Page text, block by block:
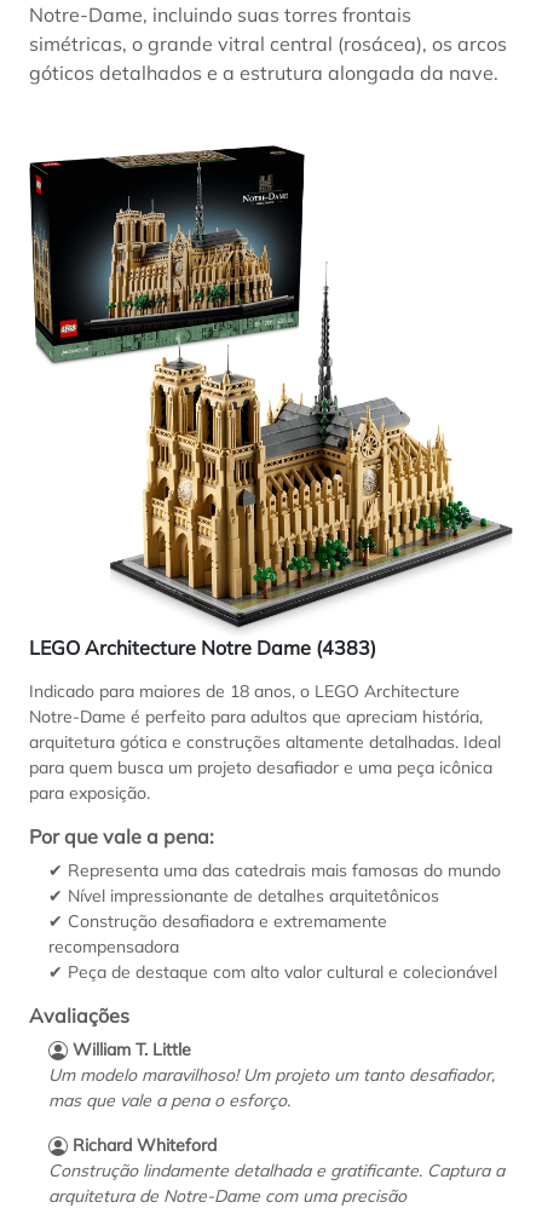
Notre-Dame, incluindo suas torres frontais
simétricas, o grande vitral central (rosácea), os arcos
góticos detalhados e a estrutura alongada da nave.
LEGO Architecture Notre Dame (4383)
Indicado para maiores de 18 anos, o LEGO Architecture
Notre-Dame é perfeito para adultos que apreciam história,
arquitetura gótica e construções altamente detalhadas. Ideal
para quem busca um projeto desafiador e uma peça icônica
para exposição.
Por que vale a pena:
✔ Representa uma das catedrais mais famosas do mundo
✔ Nível impressionante de detalhes arquitetônicos
✔ Construção desafiadora e extremamente
recompensadora
✔ Peça de destaque com alto valor cultural e colecionável
Avaliações
William T. Little
Um modelo maravilhoso! Um projeto um tanto desafiador,
mas que vale a pena o esforço.
Richard Whiteford
Construção lindamente detalhada e gratificante. Captura a
arquitetura de Notre-Dame com uma precisão